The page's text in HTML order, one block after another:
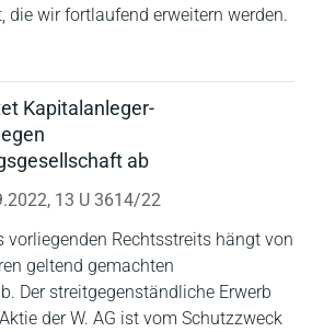
die wir fortlaufend erweitern werden.
Kapitalanleger-
ab
13 U 3614/22
vorliegenden Rechtsstreits hängt von
geltend gemachten
Der streitgegenständliche Erwerb
der W. AG ist vom Schutzzweck